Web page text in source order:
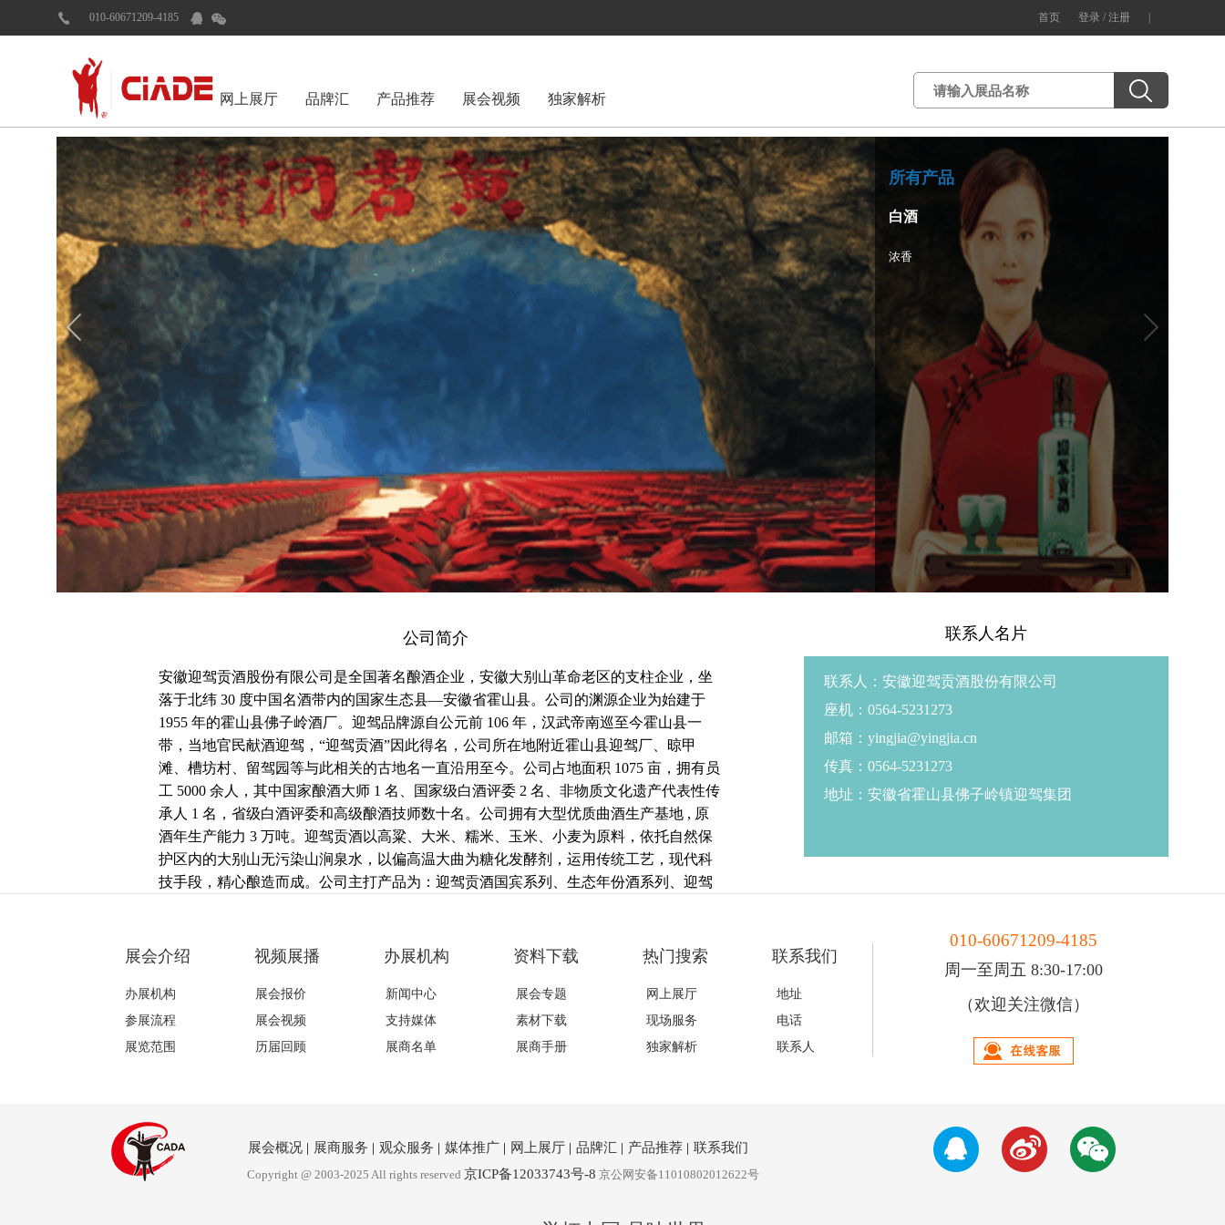
010-60671209-4185 注册
登录 /
首页
网上展厅 品牌汇 产品推荐 展会视频 独家解析
所有产品
白酒
浓香
公司简介
安徽迎驾贡酒股份有限公司是全国著名酿酒企业，安徽大别山革命老区的支柱企业，坐
落于北纬 30 度中国名酒带内的国家生态县—安徽省霍山县。公司的渊源企业为始建于
1955 年的霍山县佛子岭酒厂。迎驾品牌源自公元前 106 年，汉武帝南巡至今霍山县一
带，当地官民献酒迎驾，“迎驾贡酒”因此得名，公司所在地附近霍山县迎驾厂、晾甲
滩、槽坊村、留驾园等与此相关的古地名一直沿用至今。公司占地面积 1075 亩，拥有员
工 5000 余人，其中国家酿酒大师 1 名、国家级白酒评委 2 名、非物质文化遗产代表性传
承人 1 名，省级白酒评委和高级酿酒技师数十名。公司拥有大型优质曲酒生产基地 , 原
酒年生产能力 3 万吨。迎驾贡酒以高粱、大米、糯米、玉米、小麦为原料，依托自然保
护区内的大别山无污染山涧泉水，以偏高温大曲为糖化发酵剂，运用传统工艺，现代科
技手段，精心酿造而成。公司主打产品为：迎驾贡酒国宾系列、生态年份酒系列、迎驾
鲜明风格，赢得了权威机构、市场和广大消费者的一致好评，先后获得“国家地理标志保
遗产名录”。迎驾人以“脚踏实地，开拓创新，勤于学习，善于研究”为企业精神，以“中
国迎驾，礼仪天下”为品牌理念，倾力打造“中国人的迎宾酒”。十二五期间，迎驾人正
为“实现百亿迎驾目标、奠定百年迎驾基业”的宏伟蓝图而努力奋斗！
联系人名片
联系人：安徽迎驾贡酒股份有限公司
座机：0564-5231273
邮箱：yingjia@yingjia.cn
传真：0564-5231273
地址：安徽省霍山县佛子岭镇迎驾集团
展会介绍 视频展播 办展机构 资料下载 热门搜索 联系我们
办展机构 展会报价 新闻中心 展会专题 网上展厅
地址
参展流程
展会视频 支持媒体 素材下载 现场服务
电话
展览范围
历届回顾 展商名单 展商手册 独家解析 联系人
010-60671209-4185
周一至周五 8:30-17:00
（欢迎关注微信）
展会概况 | 展商服务 | 观众服务 | 媒体推广 | 网上展厅 | 品牌汇 | 产品推荐 | 联系我们
Copyright @ 2003-2025 All rights reserved 京ICP备12033743号-8 京公网安备11010802012622号